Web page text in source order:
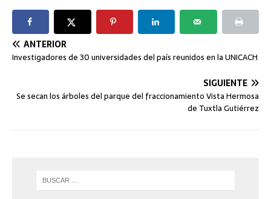
ANTERIOR
Investigadores de 30 universidades del país reunidos en la UNICACH
SIGUIENTE
Se secan los árboles del parque del fraccionamiento Vista Hermosa
de Tuxtla Gutiérrez